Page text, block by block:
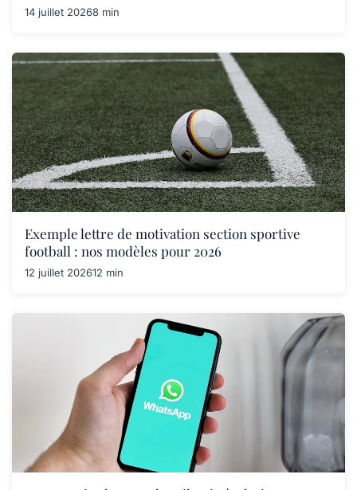
14 juillet 20268 min
Exemple lettre de motivation section sportive
football : nos modèles pour 2026
12 juillet 202612 min